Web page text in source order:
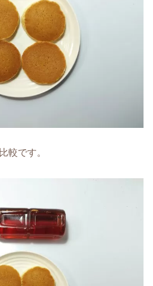
較です。